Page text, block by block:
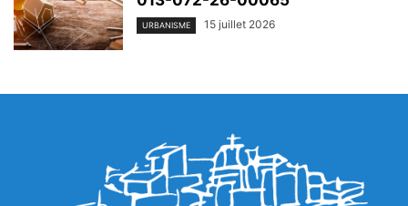
URBANISME 15 juillet 2026